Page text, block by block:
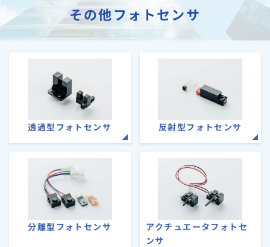
その他フォトセンサ
透過型フォトセンサ 反射型フォトセンサ
分離型フォトセンサ
アクチュエータフォトセ
ンサ